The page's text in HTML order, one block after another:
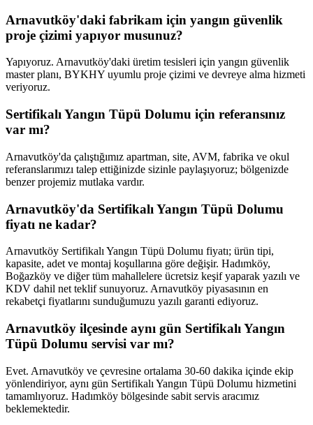
Arnavutköy'daki fabrikam için yangın güvenlik
proje çizimi yapıyor musunuz?
Yapıyoruz. Arnavutköy'daki üretim tesisleri için yangın güvenlik
master planı, BYKHY uyumlu proje çizimi ve devreye alma hizmeti
veriyoruz.
Sertifikalı Yangın Tüpü Dolumu için referansınız
var mı?
Arnavutköy'da çalıştığımız apartman, site, AVM, fabrika ve okul
referanslarımızı talep ettiğinizde sizinle paylaşıyoruz; bölgenizde
benzer projemiz mutlaka vardır.
Arnavutköy'da Sertifikalı Yangın Tüpü Dolumu
fiyatı ne kadar?
Arnavutköy Sertifikalı Yangın Tüpü Dolumu fiyatı; ürün tipi,
kapasite, adet ve montaj koşullarına göre değişir. Hadımköy,
Boğazköy ve diğer tüm mahallelere ücretsiz keşif yaparak yazılı ve
KDV dahil net teklif sunuyoruz. Arnavutköy piyasasının en
rekabetçi fiyatlarını sunduğumuzu yazılı garanti ediyoruz.
Arnavutköy ilçesinde aynı gün Sertifikalı Yangın
Tüpü Dolumu servisi var mı?
Evet. Arnavutköy ve çevresine ortalama 30-60 dakika içinde ekip
yönlendiriyor, aynı gün Sertifikalı Yangın Tüpü Dolumu hizmetini
tamamlıyoruz. Hadımköy bölgesinde sabit servis aracımız
beklemektedir.